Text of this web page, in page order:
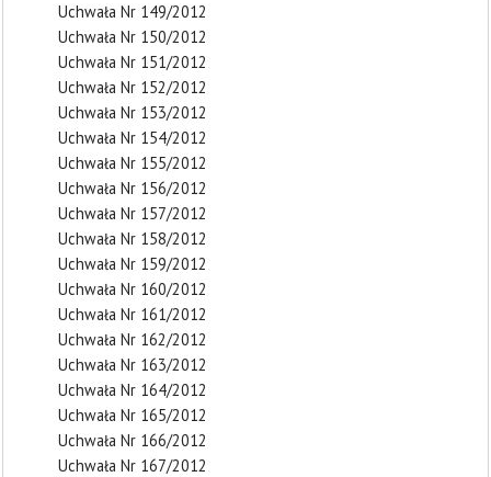
Uchwała Nr 149/2012
Uchwała Nr 150/2012
Uchwała Nr 151/2012
Uchwała Nr 152/2012
Uchwała Nr 153/2012
Uchwała Nr 154/2012
Uchwała Nr 155/2012
Uchwała Nr 156/2012
Uchwała Nr 157/2012
Uchwała Nr 158/2012
Uchwała Nr 159/2012
Uchwała Nr 160/2012
Uchwała Nr 161/2012
Uchwała Nr 162/2012
Uchwała Nr 163/2012
Uchwała Nr 164/2012
Uchwała Nr 165/2012
Uchwała Nr 166/2012
Uchwała Nr 167/2012